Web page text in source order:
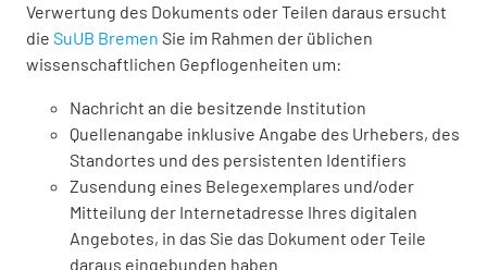
Verwertung des Dokuments oder Teilen daraus ersucht
die SuUB Bremen Sie im Rahmen der üblichen
wissenschaftlichen Gepflogenheiten um:
Nachricht an die besitzende Institution
Quellenangabe inklusive Angabe des Urhebers, des
Standortes und des persistenten Identifiers
Zusendung eines Belegexemplares und/oder
Mitteilung der Internetadresse Ihres digitalen
Angebotes, in das Sie das Dokument oder Teile
daraus eingebunden haben